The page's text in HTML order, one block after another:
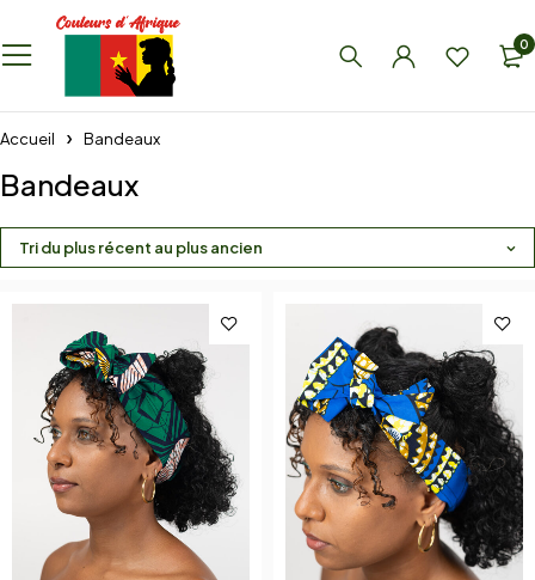
0
Accueil Bandeaux
Bandeaux
Tri du plus récent au plus ancien